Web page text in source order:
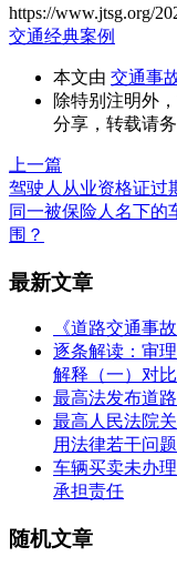
https://www.jtsg.org/
交通经典案例
本文由 交通事
除特别注明外
分享，转载请
上一篇
驾驶人从业资格证过
同一被保险人名下的
围？
最新文章
《道路交通事
逐条解读：审
解释（一）对
最高法发布道
最高人民法院
用法律若干问
车辆买卖未办
承担责任
随机文章